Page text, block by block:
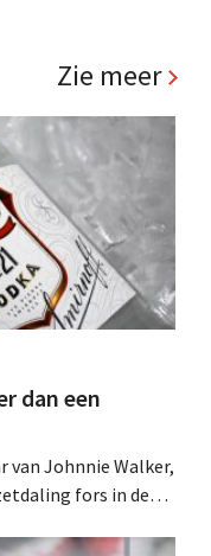
Zie meer
dan een
van Johnnie Walker,
fors in de